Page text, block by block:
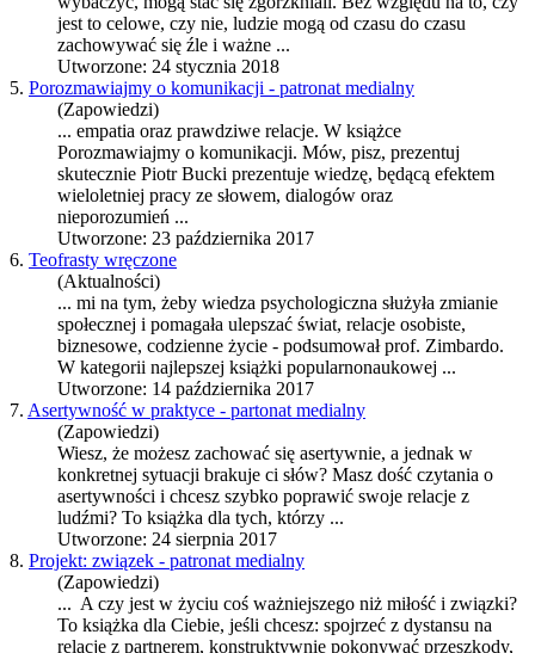
jest to celowe, czy nie, ludzie mogą od czasu do czasu
zachowywać się źle i ważne ...
Utworzone: 24 stycznia 2018
5. Porozmawiajmy o komunikacji - patronat medialny
(Zapowiedzi)
... empatia oraz prawdziwe relacje. W książce
Porozmawiajmy o komunikacji. Mów, pisz, prezentuj
skutecznie Piotr Bucki prezentuje wiedzę, będącą efektem
wieloletniej pracy ze słowem, dialogów oraz
nieporozumień ...
Utworzone: 23 października 2017
6. Teofrasty wręczone
(Aktualności)
... mi na tym, żeby wiedza psychologiczna służyła zmianie
społecznej i pomagała ulepszać świat, relacje osobiste,
biznesowe, codzienne życie - podsumował prof. Zimbardo.
W kategorii najlepszej książki popularnonaukowej ...
Utworzone: 14 października 2017
7. Asertywność w praktyce - partonat medialny
(Zapowiedzi)
Wiesz, że możesz zachować się asertywnie, a jednak w
konkretnej sytuacji brakuje ci słów? Masz dość czytania o
asertywności i chcesz szybko poprawić swoje relacje z
ludźmi? To książka dla tych, którzy ...
Utworzone: 24 sierpnia 2017
8. Projekt: związek - patronat medialny
(Zapowiedzi)
... A czy jest w życiu coś ważniejszego niż miłość i związki?
To książka dla Ciebie, jeśli chcesz: spojrzeć z dystansu na
relacje z partnerem, konstruktywnie pokonywać przeszkody,